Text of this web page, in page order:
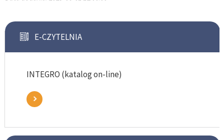
E-CZYTELNIA
INTEGRO (katalog on-line)